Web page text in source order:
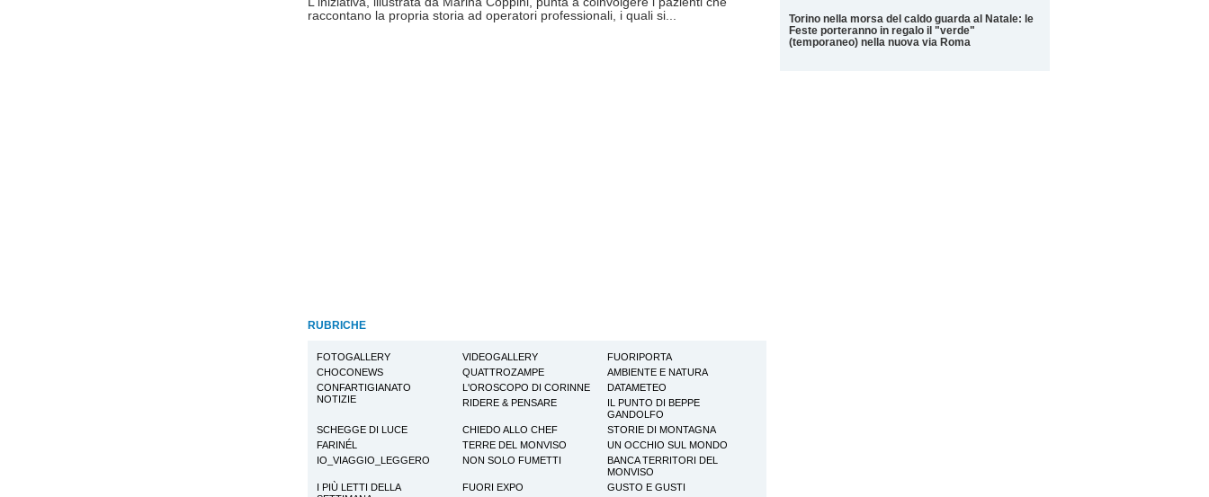
Torino nella morsa del caldo guarda al Natale: le
Feste porteranno in regalo il "verde"
(temporaneo) nella nuova via Roma
raccontano la propria storia ad operatori professionali, i quali si...
RUBRICHE
FOTOGALLERY VIDEOGALLERY
FUORIPORTA
CHOCONEWS
QUATTROZAMPE
AMBIENTE E NATURA
CONFARTIGIANATO
NOTIZIE
L'OROSCOPO DI CORINNE
DATAMETEO
RIDERE & PENSARE
IL PUNTO DI BEPPE
GANDOLFO
SCHEGGE DI LUCE
CHIEDO ALLO CHEF
STORIE DI MONTAGNA
FARINÉL
TERRE DEL MONVISO
UN OCCHIO SUL MONDO
IO_VIAGGIO_LEGGERO
NON SOLO FUMETTI
BANCA TERRITORI DEL
MONVISO
I PIÙ LETTI DELLA
FUORI EXPO GUSTO E GUSTI